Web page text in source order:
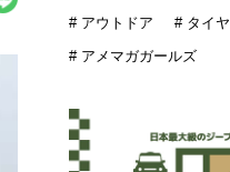
# アウトドア
# タイヤ
# アメマガガールズ